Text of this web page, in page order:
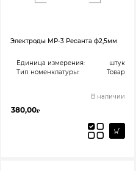
Электроды МР-3 Ресанта ф2,5мм
Единица измерения:
штук
Тип номенклатуры:
Товар
В наличии
380,00₽